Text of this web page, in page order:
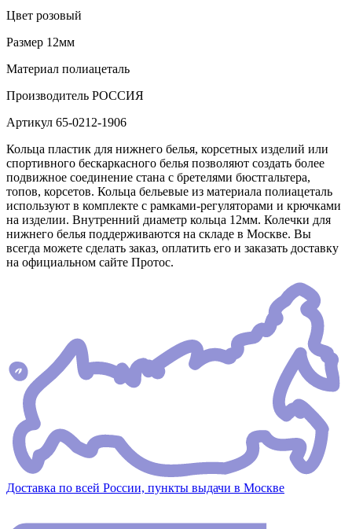
Цвет розовый
Размер 12мм
Материал полиацеталь
Производитель РОССИЯ
Артикул 65-0212-1906
Кольца пластик для нижнего белья, корсетных изделий или
спортивного бескаркасного белья позволяют создать более
подвижное соединение стана с бретелями бюстгальтера,
топов, корсетов. Кольца бельевые из материала полиацеталь
используют в комплекте с рамками-регуляторами и крючками
на изделии. Внутренний диаметр кольца 12мм. Колечки для
нижнего белья поддерживаются на складе в Москве. Вы
всегда можете сделать заказ, оплатить его и заказать доставку
на официальном сайте Протос.
Доставка по всей России, пункты выдачи в Москве